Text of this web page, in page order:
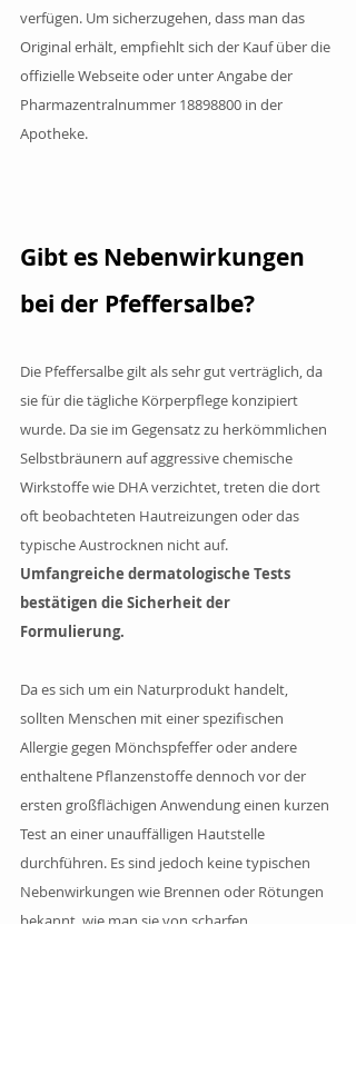
verfügen. Um sicherzugehen, dass man das
Original erhält, empfiehlt sich der Kauf über die
offizielle Webseite oder unter Angabe der
Pharmazentralnummer 18898800 in der
Apotheke.
Gibt es Nebenwirkungen
bei der Pfeffersalbe?
Die Pfeffersalbe gilt als sehr gut verträglich, da
sie für die tägliche Körperpflege konzipiert
wurde. Da sie im Gegensatz zu herkömmlichen
Selbstbräunern auf aggressive chemische
Wirkstoffe wie DHA verzichtet, treten die dort
oft beobachteten Hautreizungen oder das
typische Austrocknen nicht auf.
Umfangreiche dermatologische Tests
bestätigen die Sicherheit der
Formulierung.
Da es sich um ein Naturprodukt handelt,
sollten Menschen mit einer spezifischen
Allergie gegen Mönchspfeffer oder andere
enthaltene Pflanzenstoffe dennoch vor der
ersten großflächigen Anwendung einen kurzen
Test an einer unauffälligen Hautstelle
durchführen. Es sind jedoch keine typischen
Nebenwirkungen wie Brennen oder Rötungen
bekannt, wie man sie von scharfen